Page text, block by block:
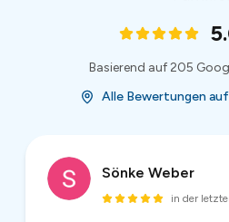
ausleihen! Danke!
54
Aktuelle Bewertungen auf